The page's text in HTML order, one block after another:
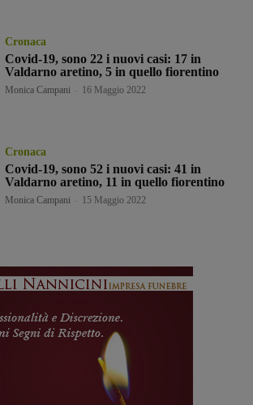
Cronaca
Covid-19, sono 22 i nuovi casi: 17 in
Valdarno aretino, 5 in quello fiorentino
Monica Campani 16 Maggio 2022
Cronaca
Covid-19, sono 52 i nuovi casi: 41 in
Valdarno aretino, 11 in quello fiorentino
Monica Campani 15 Maggio 2022